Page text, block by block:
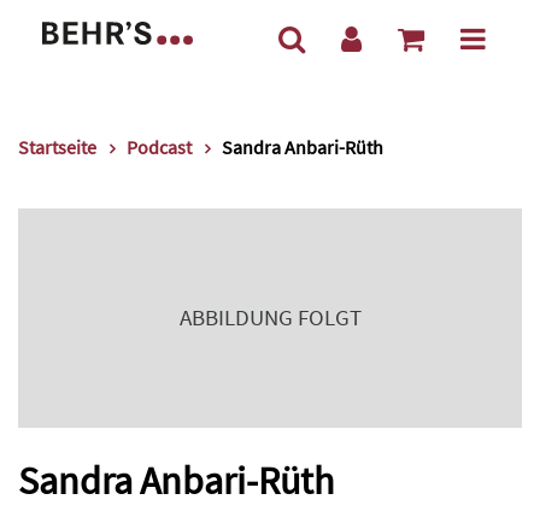
Startseite Podcast Sandra Anbari-Rüth
ABBILDUNG FOLGT
Sandra Anbari-Rüth